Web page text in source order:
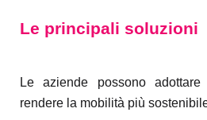
Le principali soluzioni
Le aziende possono
rendere la mobilità più